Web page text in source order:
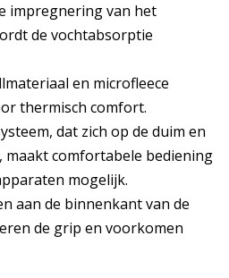
impregnering van het
de vochtabsorptie
en microfleece
thermisch comfort.
dat zich op de duim en
maakt comfortabele bediening
mogelijk.
aan de binnenkant van de
de grip en voorkomen